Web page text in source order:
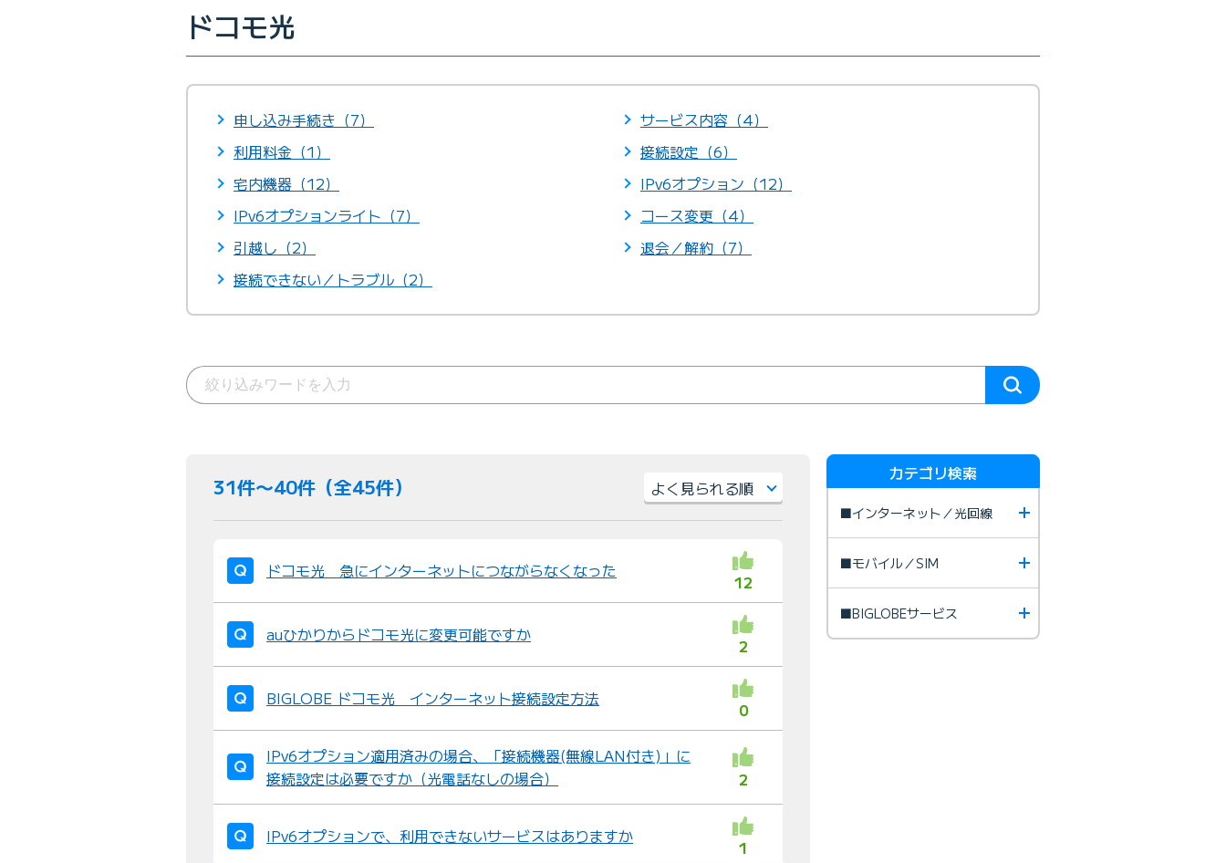
ドコモ光
申し込み手続き（7）
サービス内容（4）
利用料金（1）
接続設定（6）
宅内機器（12）
IPv6オプション（12）
IPv6オプションライト（7）
コース変更（4）
引越し（2）
退会／解約（7）
接続できない／トラブル（2）
31件〜40件（全45件）
並
ドコモ光 急にインターネットにつながらなくなった
12
auひかりからドコモ光に変更可能ですか
2
BIGLOBE ドコモ光 インターネット接続設定方法
0
IPv6オプション適用済みの場合、「接続機器(無線LAN付き)」に
接続設定は必要ですか（光電話なしの場合）
2
IPv6オプションで、利用できないサービスはありますか
1
カテゴリ検索
■インターネット／光回線
■モバイル／SIM
■BIGLOBEサービス